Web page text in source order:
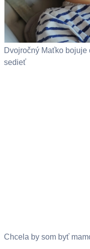
Dvojročný Maťko bojuje
sedieť
Chcela by som byť